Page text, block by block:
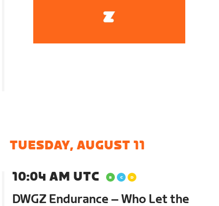
TUESDAY, AUGUST 11
10:04 AM UTC
DWGZ Endurance – Who Let the